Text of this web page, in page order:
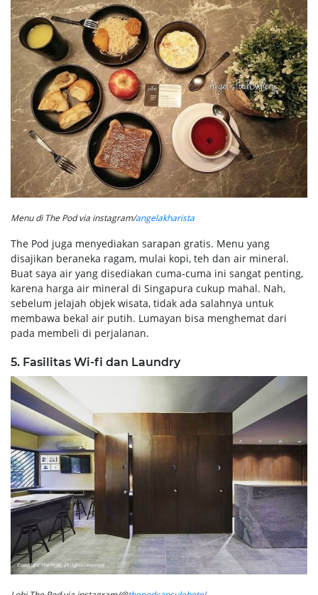
Menu di The Pod via instagram/angelakharista
The Pod juga menyediakan sarapan gratis. Menu yang
disajikan beraneka ragam, mulai kopi, teh dan air mineral.
Buat saya air yang disediakan cuma-cuma ini sangat penting,
karena harga air mineral di Singapura cukup mahal. Nah,
sebelum jelajah objek wisata, tidak ada salahnya untuk
membawa bekal air putih. Lumayan bisa menghemat dari
pada membeli di perjalanan.
5. Fasilitas Wi-fi dan Laundry